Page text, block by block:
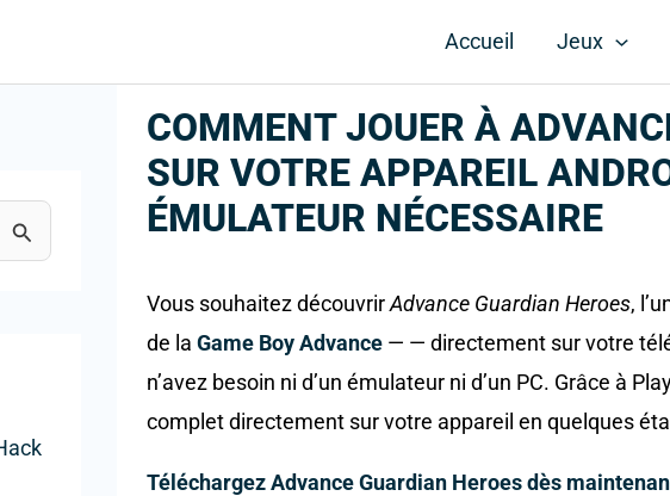
Accueil Jeux
COMMENT JOUER À
SUR VOTRE APPAREIL
ÉMULATEUR NÉCESSAIRE
Vous souhaitez découvrirAdvance Guardian Heroes,
de la Game Boy Advance — — directement sur votre
n’avez besoin ni d’un émulateur ni d’un PC. Grâce à
complet directement sur votre appareil en quelques
Téléchargez Advance Guardian Heroes dès